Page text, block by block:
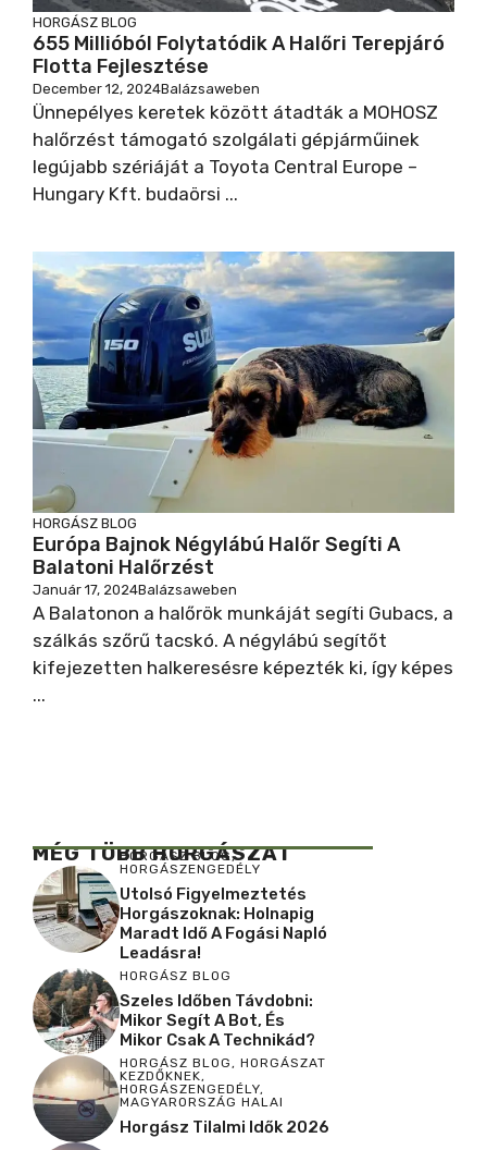
HORGÁSZ BLOG
655 Millióból Folytatódik A Halőri Terepjáró
Flotta Fejlesztése
December 12, 2024Balázsaweben
Ünnepélyes keretek között átadták a MOHOSZ
halőrzést támogató szolgálati gépjárműinek
legújabb szériáját a Toyota Central Europe –
Hungary Kft. budaörsi ...
HORGÁSZ BLOG
Európa Bajnok Négylábú Halőr Segíti A
Balatoni Halőrzést
Január 17, 2024Balázsaweben
A Balatonon a halőrök munkáját segíti Gubacs, a
szálkás szőrű tacskó. A négylábú segítőt
kifejezetten halkeresésre képezték ki, így képes
...
MÉG TÖBB HORGÁSZAT
HORGÁSZ BLOG,
HORGÁSZENGEDÉLY
Utolsó Figyelmeztetés
Horgászoknak: Holnapig
Maradt Idő A Fogási Napló
Leadásra!
HORGÁSZ BLOG
Szeles Időben Távdobni:
Mikor Segít A Bot, És
Mikor Csak A Technikád?
HORGÁSZ BLOG , HORGÁSZAT
KEZDŐKNEK,
HORGÁSZENGEDÉLY,
MAGYARORSZÁG HALAI
Horgász Tilalmi Idők 2026